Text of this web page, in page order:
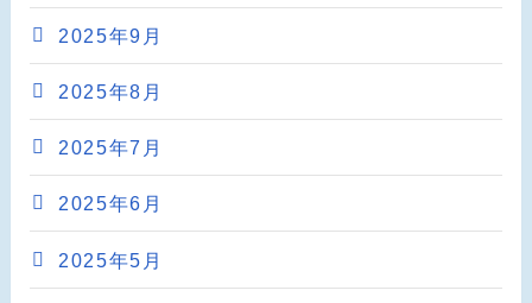
2025年9月
2025年8月
2025年7月
2025年6月
2025年5月